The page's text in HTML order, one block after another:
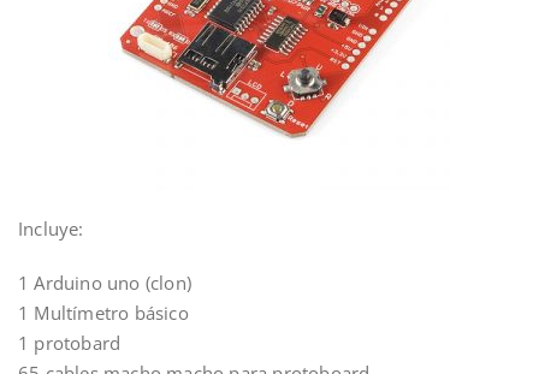
Incluye:
1 Arduino uno (clon)
1 Multímetro básico
1 protobard